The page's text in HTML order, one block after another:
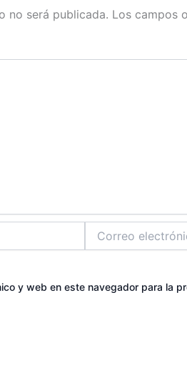
no será publicada. Los campos
electrónico*
y web en este navegador para la